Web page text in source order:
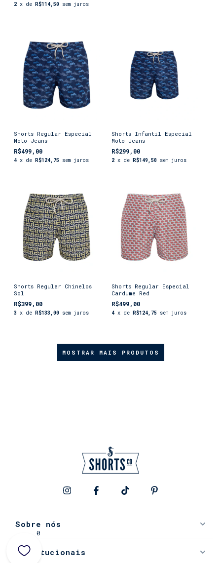
2 x de R$114,50 sem juros
Shorts Regular Especial
Moto Jeans
R$499,00
4 x de R$124,75 sem juros
Shorts Infantil Especial
Moto Jeans
R$299,00
2 x de R$149,50 sem juros
Shorts Regular Chinelos
Sol
R$399,00
3 x de R$133,00 sem juros
Shorts Regular Especial
Cardume Red
R$499,00
4 x de R$124,75 sem juros
MOSTRAR MAIS PRODUTOS
Sobre nós
Institucionais
0